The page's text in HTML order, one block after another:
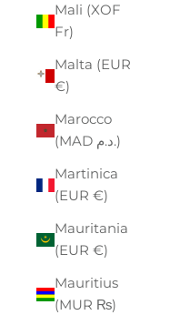
Mali (XOF
Fr)
Malta (EUR
€)
Marocco
(MAD د.م.)
Martinica
(EUR €)
Mauritania
(EUR €)
Mauritius
(MUR ₨)